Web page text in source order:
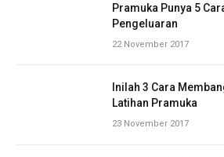
Pramuka Punya 5
Pengeluaran
22 November 2017
Inilah 3 Cara
Latihan Pramuka
23 November 2017